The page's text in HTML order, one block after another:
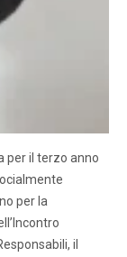
per il terzo anno
per la
il